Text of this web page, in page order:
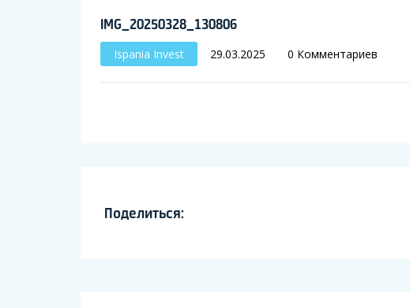
IMG_20250328_130806
Ispania Invest 29.03.2025 0 Комментариев
Поделиться: